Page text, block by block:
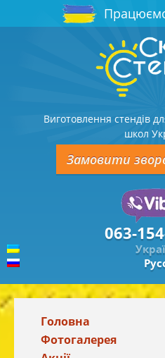
Виготовлення стендів
школ
Замовити
063-
Головна
Фотогалерея